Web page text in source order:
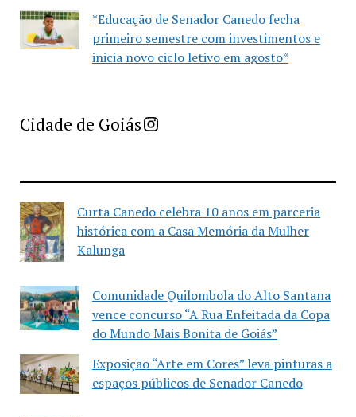
*Educação de Senador Canedo fecha
primeiro semestre com investimentos e
inicia novo ciclo letivo em agosto*
Cidade de GoiásImprensa Criativa da Cidade de Goiás
Curta Canedo celebra 10 anos em parceria
histórica com a Casa Memória da Mulher
Kalunga
Comunidade Quilombola do Alto Santana
vence concurso “A Rua Enfeitada da Copa
do Mundo Mais Bonita de Goiás”
Exposição “Arte em Cores” leva pinturas a
espaços públicos de Senador Canedo